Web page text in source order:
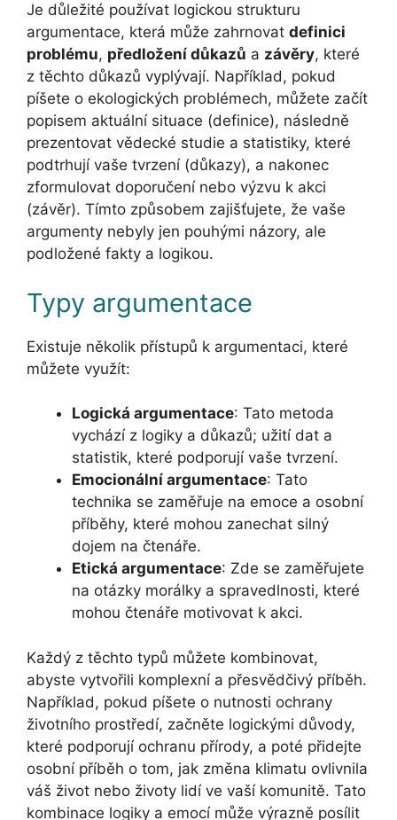
Je důležité používat logickou strukturu
argumentace, která může zahrnovat definici
problému, předložení důkazů a závěry, které
z těchto důkazů vyplývají. Například, pokud
píšete o ekologických problémech, můžete začít
popisem aktuální situace (definice), následně
prezentovat vědecké studie a statistiky, které
podtrhují vaše tvrzení (důkazy), a nakonec
zformulovat doporučení nebo výzvu k akci
(závěr). Tímto způsobem zajišťujete, že vaše
argumenty nebyly jen pouhými názory, ale
podložené fakty a logikou.
Typy argumentace
Existuje několik přístupů k argumentaci, které
můžete využít:
Logická argumentace: Tato metoda
vychází z logiky a důkazů; užití dat a
statistik, které podporují vaše tvrzení.
Emocionální argumentace: Tato
technika se zaměřuje na emoce a osobní
příběhy, které mohou zanechat silný
dojem na čtenáře.
Etická argumentace: Zde se zaměřujete
na otázky morálky a spravedlnosti, které
mohou čtenáře motivovat k akci.
Každý z těchto typů můžete kombinovat,
abyste vytvořili komplexní a přesvědčivý příběh.
Například, pokud píšete o nutnosti ochrany
životního prostředí, začněte logickými důvody,
které podporují ochranu přírody, a poté přidejte
osobní příběh o tom, jak změna klimatu ovlivnila
váš život nebo životy lidí ve vaší komunitě. Tato
kombinace logiky a emocí může výrazně posílit